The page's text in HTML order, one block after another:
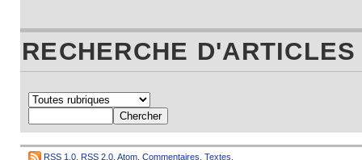
RECHERCHE D'ARTICLES
RSS 1.0 RSS 2.0 Atom Commentaires Textes